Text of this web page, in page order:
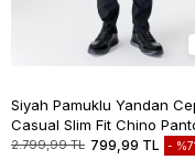
Siyah Pamuklu Yandan
Casual Slim Fit Chino
1003235117
2.799,99 TL 799,99 TL %71